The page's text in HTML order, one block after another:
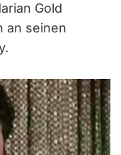
Gold
an seinen